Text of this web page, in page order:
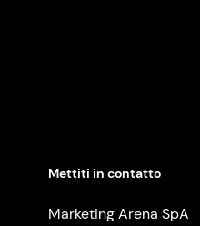
Mettiti in contatto
Marketing Arena SpA